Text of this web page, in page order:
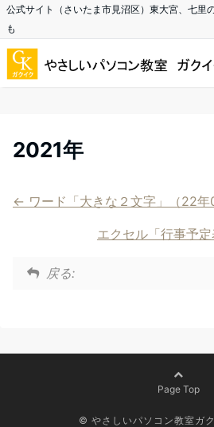
公式サイト（さいたま市見沼区）東大宮、七里
も
2021年
ワード「大きな２文字」（22年
エクセル「行事予
戻る:
Page Top
© やさしいパソコン教室ガク